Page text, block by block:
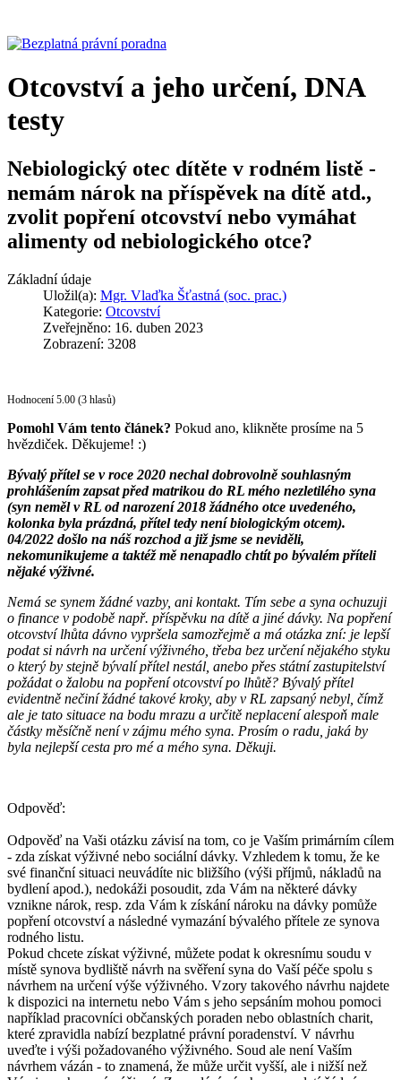
Otcovství a jeho určení, DNA
testy
Nebiologický otec dítěte v rodném listě -
nemám nárok na příspěvek na dítě atd.,
zvolit popření otcovství nebo vymáhat
alimenty od nebiologického otce?
Základní údaje
Uložil(a): Mgr. Vlaďka Šťastná (soc. prac.)
Kategorie: Otcovství
Zveřejněno: 16. duben 2023
Zobrazení: 3208
Hodnocení 5.00 (3 hlasů)
Pomohl Vám tento článek? Pokud ano, klikněte prosíme na 5
hvězdiček. Děkujeme! :)
Bývalý přítel se v roce 2020 nechal dobrovolně souhlasným
prohlášením zapsat před matrikou do RL mého nezletilého syna
(syn neměl v RL od narození 2018 žádného otce uvedeného,
kolonka byla prázdná, přítel tedy není biologickým otcem).
04/2022 došlo na náš rozchod a již jsme se neviděli,
nekomunikujeme a taktéž mě nenapadlo chtít po bývalém příteli
nějaké výživné.
Nemá se synem žádné vazby, ani kontakt. Tím sebe a syna ochuzuji
o finance v podobě např. příspěvku na dítě a jiné dávky. Na popření
otcovství lhůta dávno vypršela samozřejmě a má otázka zní: je lepší
podat si návrh na určení výživného, třeba bez určení nějakého styku
o který by stejně bývalí přítel nestál, anebo přes státní zastupitelství
požádat o žalobu na popření otcovství po lhůtě? Bývalý přítel
evidentně nečiní žádné takové kroky, aby v RL zapsaný nebyl, čímž
ale je tato situace na bodu mrazu a určitě neplacení alespoň male
částky měsíčně není v zájmu mého syna. Prosím o radu, jaká by
byla nejlepší cesta pro mé a mého syna. Děkuji.
Odpověď:
Odpověď na Vaši otázku závisí na tom, co je Vaším primárním cílem
- zda získat výživné nebo sociální dávky. Vzhledem k tomu, že ke
své finanční situaci neuvádíte nic bližšího (výši příjmů, nákladů na
bydlení apod.), nedokáži posoudit, zda Vám na některé dávky
vznikne nárok, resp. zda Vám k získání nároku na dávky pomůže
popření otcovství a následné vymazání bývalého přítele ze synova
rodného listu.
Pokud chcete získat výživné, můžete podat k okresnímu soudu v
místě synova bydliště návrh na svěření syna do Vaší péče spolu s
návrhem na určení výše výživného. Vzory takového návrhu najdete
k dispozici na internetu nebo Vám s jeho sepsáním mohou pomoci
například pracovníci občanských poraden nebo oblastních charit,
které zpravidla nabízí bezplatné právní poradenství. V návrhu
uveďte i výši požadovaného výživného. Soud ale není Vaším
návrhem vázán - to znamená, že může určit vyšší, ale i nižší než